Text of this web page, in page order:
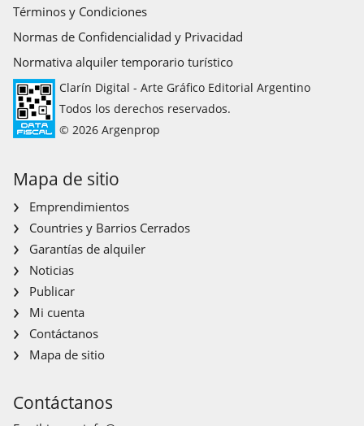
Términos y Condiciones
Normas de Confidencialidad y Privacidad
Normativa alquiler temporario turístico
Clarín Digital - Arte Gráfico Editorial Argentino
Todos los derechos reservados.
© 2026 Argenprop
Mapa de sitio
Emprendimientos
Countries y Barrios Cerrados
Garantías de alquiler
Noticias
Publicar
Mi cuenta
Contáctanos
Mapa de sitio
Contáctanos